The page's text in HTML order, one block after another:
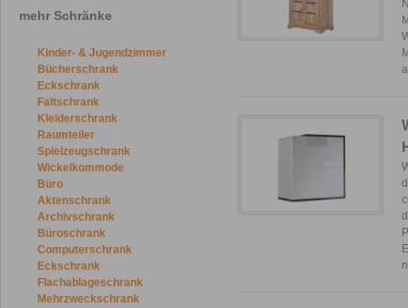
mehr Schränke
Kinder- & Jugendzimmer
Bücherschrank
Eckschrank
Faltschrank
Kleiderschrank
Raumteiler
Spielzeugschrank
Wickelkommode
Büro
Aktenschrank
Archivschrank
Büroschrank
Computerschrank
Eckschrank
Flachablageschrank
Mehrzweckschrank